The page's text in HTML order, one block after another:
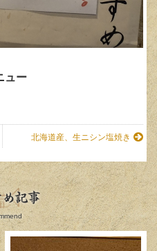
ュー
北海道産、生ニシン塩焼き
記事